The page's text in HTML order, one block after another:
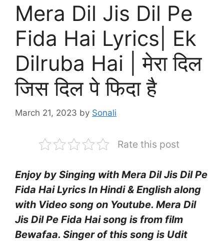
Mera Dil Jis Dil Pe
Fida Hai Lyrics| Ek
Dilruba Hai | मेरा दिल
जिस दिल पे फिदा है
March 21, 2023 by Sonali
Rate this post
Enjoy by Singing with Mera Dil Jis Dil Pe
Fida Hai Lyrics In Hindi & English along
with Video song on Youtube. Mera Dil
Jis Dil Pe Fida Hai song is from film
Bewafaa. Singer of this song is Udit